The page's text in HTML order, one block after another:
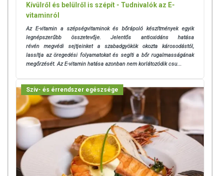
Kívülről és belülről is szépít - Tudnivalók az E-
vitaminról
Az E-vitamin a szépségvitaminok és bőrápoló készítmények egyik
legnépszerűbb összetevője. Jelentős antioxidáns hatása
révén megvédi sejtjeinket a szabadgyökök okozta károsodástól,
lassítja az öregedési folyamatokat és segíti a bőr rugalmasságának
megőrzését. Az E-vitamin hatása azonban nem korlátozódik csu...
Szív- és érrendszer egészsége